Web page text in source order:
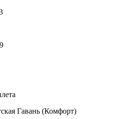
Гавань (Комфорт)